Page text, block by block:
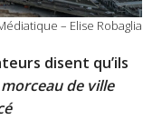
– Elise Robaglia
disent qu’ils
de ville